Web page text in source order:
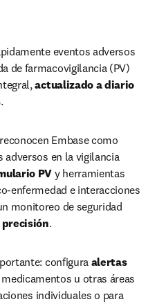
eventos adversos
de farmacovigilancia (PV)
actualizado a diario
.
Embase como
adversos en la vigilancia
PV y herramientas
e interacciones
monitoreo de seguridad
.
configura alertas
u otras áreas
individuales o para